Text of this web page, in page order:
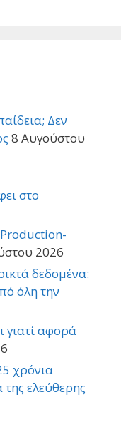
Δεν
8 Αυγούστου
στο
Production-
2026
δεδομένα:
όλη την
γιατί αφορά
χρόνια
ελεύθερης